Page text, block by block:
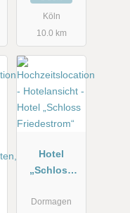
Köln
10.0 km
Hotel
„Schloss
“
Dormagen